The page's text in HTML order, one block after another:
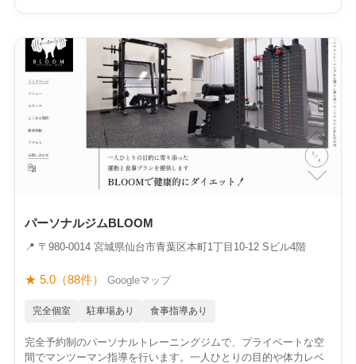
パーソナルジムBLOOM
📍 〒980-0014 宮城県仙台市青葉区本町1丁目10-12 Sビル4階
★ 5.0（88件） Googleマップ
完全個室 駐車場あり 食事指導あり
完全予約制のパーソナルトレーニングジムで、プライベートな空
間でマンツーマン指導を行います。一人ひとりの目的や体力レベ